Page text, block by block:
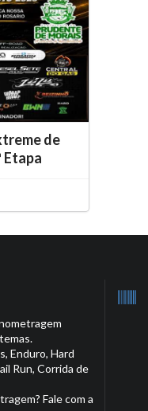
de
Etapa
Enduro, Hard
Run, Corrida de
Fale com a